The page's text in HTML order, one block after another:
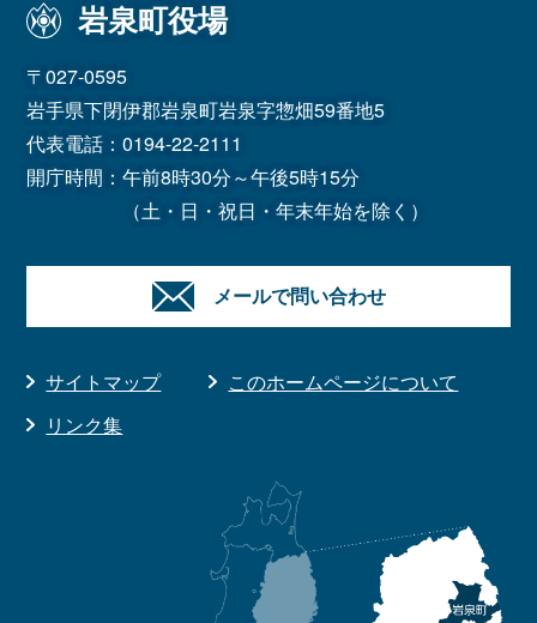
岩泉町役場
〒027-0595
岩手県下閉伊郡岩泉町岩泉字惣畑59番地5
代表電話：0194-22-2111
開庁時間：午前8時30分～午後5時15分
（土・日・祝日・年末年始を除く）
メールで問い合わせ
サイトマップ
このホームページについて
リンク集